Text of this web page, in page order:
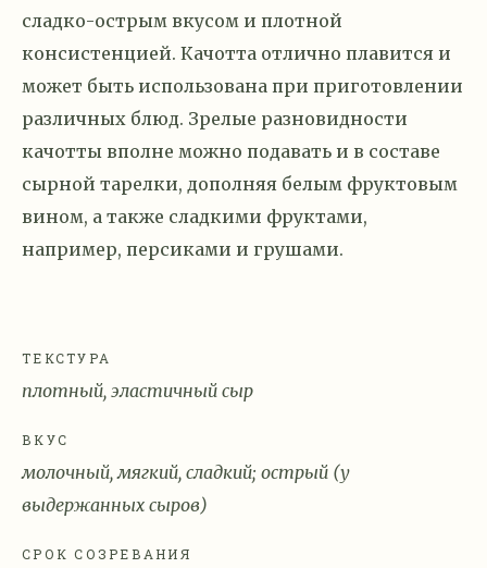
сладко-острым вкусом и плотной
консистенцией. Качотта отлично плавится и
может быть использована при приготовлении
различных блюд. Зрелые разновидности
качотты вполне можно подавать и в составе
сырной тарелки, дополняя белым фруктовым
вином, а также сладкими фруктами,
например, персиками и грушами.
ТЕКСТУРА
плотный, эластичный сыр
ВКУС
молочный, мягкий, сладкий; острый (у
выдержанных сыров)
СРОК СОЗРЕВАНИЯ